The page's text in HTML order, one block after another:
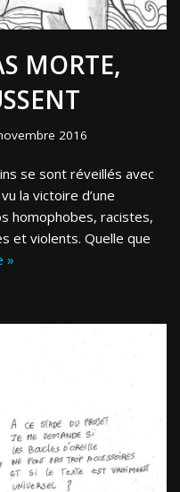
MORTE,
2016
se sont réveillés avec
la victoire d’une
homophobes, racistes,
et violents. Quelle que
»